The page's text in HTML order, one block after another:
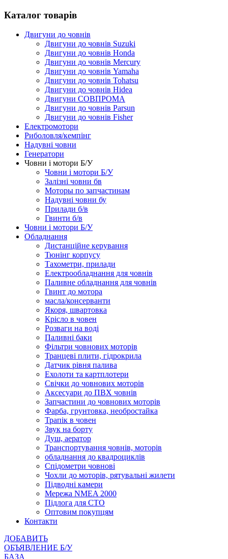
Каталог товарів
Двигуни до човнів
Двигуни до човнів Suzuki
Двигуни до човнів Honda
Двигуни до човнів Mercury
Двигуни до човнів Yamaha
Двигуни до човнів Tohatsu
Двигуни до човнів Hidea
Двигуни СОВПРОМА
Двигуни до човнів Parsun
Двигуни до човнів Fisher
Електромотори
Риболовля/кемпінг
Надувні човни
Генератори
Човни і мотори Б/У
Човни і мотори Б/У
Залізні човни бв
Моторы по запчастинам
Надувні човни бу
Прилади б/в
Гвинти б/в
Човни і мотори Б/У
Обладнання
Дистанційне керування
Тюнінг корпусу
Тахометри, прилади
Електрообладнання для човнів
Паливне обладнання для човнів
Гвинт до мотора
масла/консерванти
Якоря, швартовка
Крісло в човен
Розваги на воді
Паливні баки
Фільтри човнових моторів
Транцеві плити, гідрокрила
Датчик рівня палива
Ехолоти та картплотери
Cвічки до човнових моторів
Аксесуари до ПВХ човнів
Запчастини до човнових моторів
Фарба, грунтовка, необростайка
Трапік в човен
Звук на борту
Душ, аератор
Транспортування човнів, моторів
обладнання до квадроциклів
Спідометри човнові
Чохли до моторів, рятувальні жилети
Підводні камери
Мережа NMEA 2000
Підлога для СТО
Оптовим покупцям
Контакти
ДОБАВИТЬ
ОБЪЯВЛЕНИЕ Б/У
БАЗА